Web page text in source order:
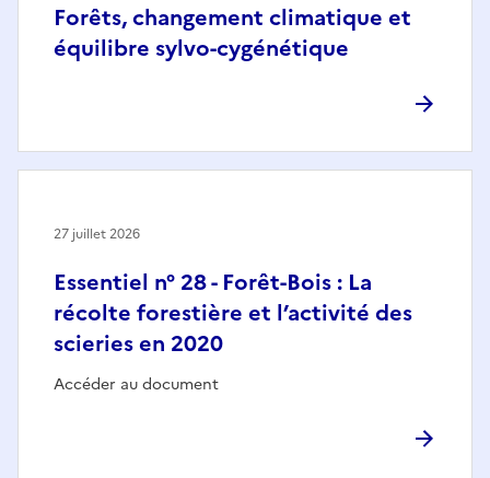
Forêts, changement climatique et
équilibre sylvo-cygénétique
Essentiel n° 28 - Forêt-Bois : La
récolte forestière et l’activité des
scieries en 2020
Accéder au document
27 juillet 2026